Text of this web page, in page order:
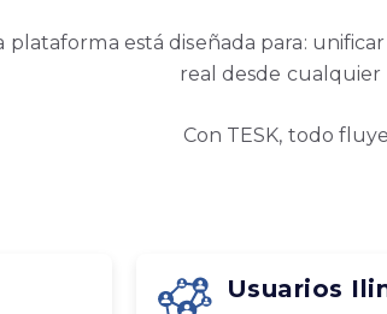
plataforma está diseñada para:
real desde
Con TESK, todo
Usuarios